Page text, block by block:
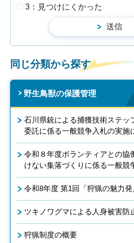
3：見つけにくかった
同じ分類から探す
野生鳥獣の保護管理
石川県銃による捕獲技術ステッ
委託に係る一般競争入札の実施
令和８年度ボランティアとの協
けない集落づくりに係る一般競
令和8年度 第1回「狩猟の魅力
ツキノワグマによる人身被害防
狩猟制度の概要